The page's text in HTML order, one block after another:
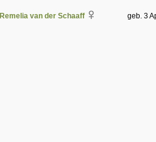
Remelia van der Schaaff
geb. 3